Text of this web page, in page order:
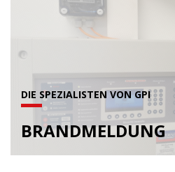
DIE SPEZIALISTEN VON GPI
BRANDMELDUNG